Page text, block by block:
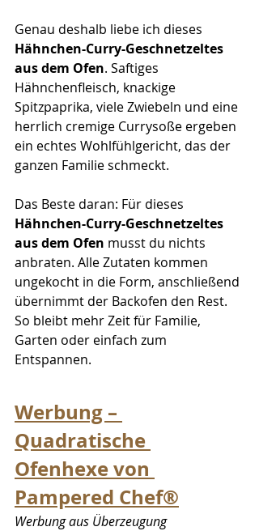
Genau deshalb liebe ich dieses
Hähnchen-Curry-Geschnetzeltes
aus dem Ofen. Saftiges
Hähnchenfleisch, knackige
Spitzpaprika, viele Zwiebeln und eine
herrlich cremige Currysoße ergeben
ein echtes Wohlfühlgericht, das der
ganzen Familie schmeckt.
Das Beste daran: Für dieses
Hähnchen-Curry-Geschnetzeltes
aus dem Ofen musst du nichts
anbraten. Alle Zutaten kommen
ungekocht in die Form, anschließend
übernimmt der Backofen den Rest.
So bleibt mehr Zeit für Familie,
Garten oder einfach zum
Entspannen.
Werbung –
Quadratische
Ofenhexe von
Pampered Chef®
Werbung aus Überzeugung